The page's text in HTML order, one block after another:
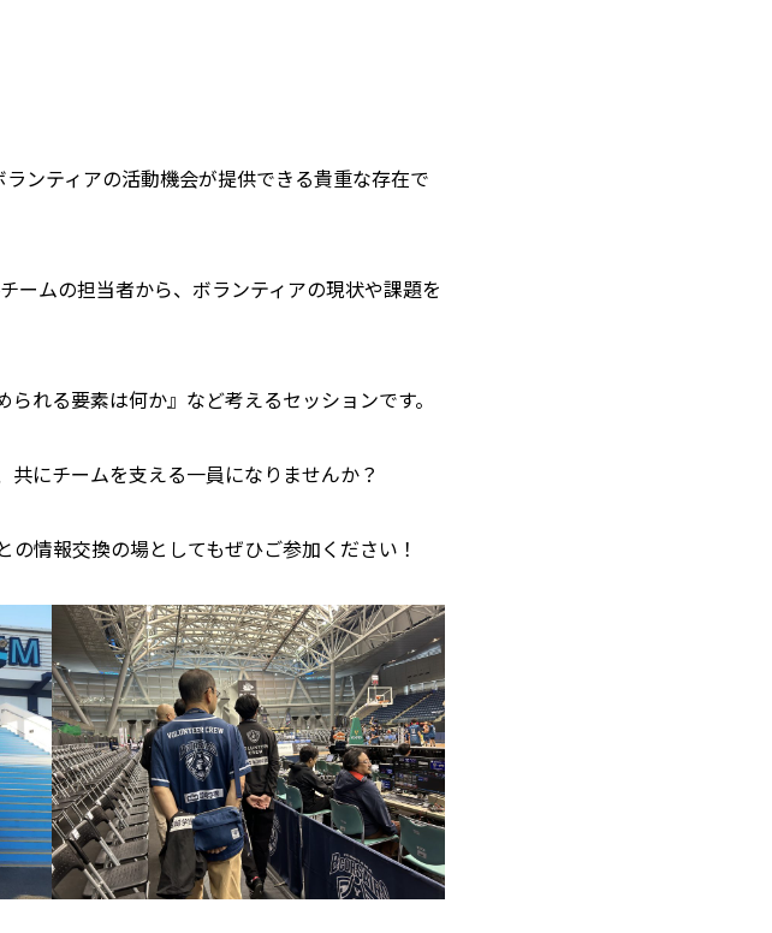
ンティアの活動機会が提供できる貴重な存在で
ームの担当者から、ボランティアの現状や課題を
れる要素は何か』など考えるセッションです。
にチームを支える一員になりませんか？
情報交換の場としてもぜひご参加ください！